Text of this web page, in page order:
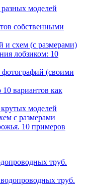
моделей
собственными
и схем (с размерами)
лобзиком: 10
фотографий (своими
вариантов как
моделей
с размерами
10 примеров
труб.